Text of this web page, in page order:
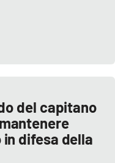
del capitano
difesa della